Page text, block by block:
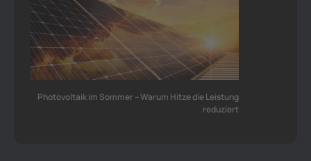
Photovoltaik im Sommer – Warum Hitze die Leistung
reduziert